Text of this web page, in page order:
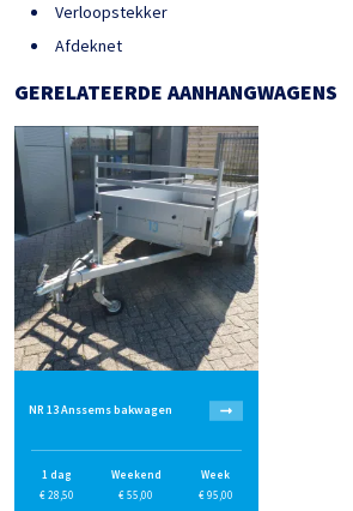
Verloopstekker
Afdeknet
GERELATEERDE AANHANGWAGENS
NR 13 Anssems bakwagen
1 dag
€28,50
Weekend
€55,00
Week
€95,00